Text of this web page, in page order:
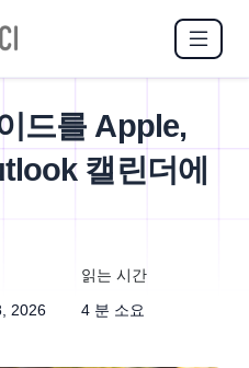
드를 Apple,
캘린더에
2026
읽는 시간
4 분 소요